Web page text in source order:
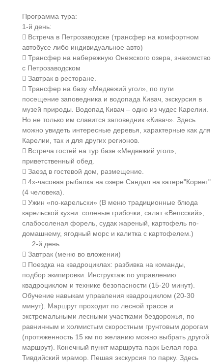
Программа тура:
1-й день:
 Встреча в Петрозаводске (трансфер на комфортном
автобусе либо индивидуальное авто)
 Трансфер на набережную Онежского озера, знакомство
с Петрозаводском
 Завтрак в ресторане.
 Трансфер на базу «Медвежий угол», по пути
посещение заповедника и водопада Кивач, экскурсия в
музей природы. Водопад Кивач – одно из чудес Карелии.
Но не только им славится заповедник «Кивач». Здесь
можно увидеть интересные деревья, характерные как для
Карелии, так и для других регионов.
 Встреча гостей на тур базе «Медвежий угол»,
приветственный обед.
 Заезд в гостевой дом, размещение.
 4х-часовая рыбалка на озере Сандал на катере"Корвет"
(4 человека).
 Ужин «по-карельски» (В меню традиционные блюда
карельской кухни: соленые грибочки, салат «Вепсский»,
слабосоленая форель, судак жареный, картофель по-
домашнему, ягодный морс и калитка с картофелем.)
2-й день
 Завтрак (меню во вложении)
 Поездка на квадроциклах: разбивка на команды,
подбор экипировки. Инструктаж по управлению
квадроциклом и технике безопасности (15-20 минут).
Обучение навыкам управления квадроциклом (20-30
минут). Маршрут проходит по лесной трассе и
экстремальными лесными участками бездорожья, по
равнинным и холмистым скоростным грунтовым дорогам
(протяженность 15 км по желанию можно выбрать другой
маршрут). Конечный пункт маршрута парк Белая гора
Тивдийский мрамор. Пешая экскурсия по парку. Здесь